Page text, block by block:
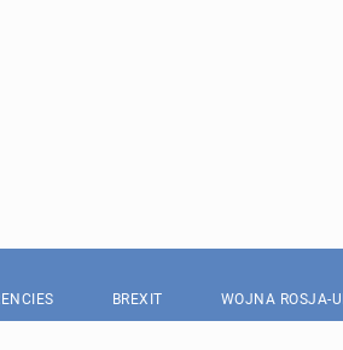
BREXIT WOJNA ROSJA-